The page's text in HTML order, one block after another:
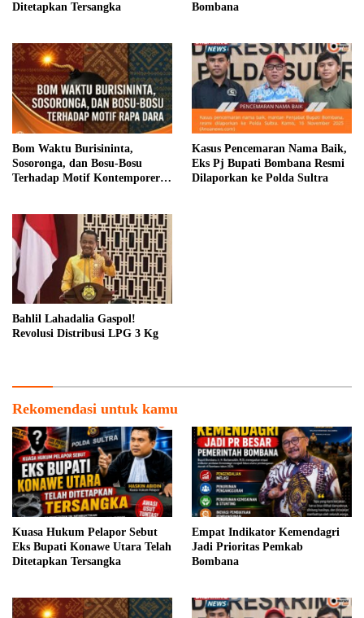
Ditetapkan Tersangka
Bombana
Bom Waktu Burisininta,
Sosoronga, dan Bosu-Bosu
Terhadap Motif Kontemporer
Kasus Pencemaran Nama Baik,
Eks Pj Bupati Bombana Resmi
Dilaporkan ke Polda Sultra
Bahlil Lahadalia Gaspol!
Revolusi Distribusi LPG 3 Kg
Rekomendasi untuk kamu
Kuasa Hukum Pelapor Sebut
Eks Bupati Konawe Utara Telah
Ditetapkan Tersangka
Empat Indikator Kemendagri
Jadi Prioritas Pemkab
Bombana